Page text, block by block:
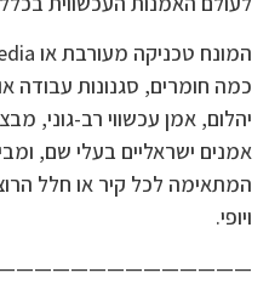
כמה חומרים, סגנונות עבודה
יהלום, אמן עכשווי רב-גוני,
אמנים ישראליים בעלי שם,
המתאימה לכל קיר או חלל
ויופי.